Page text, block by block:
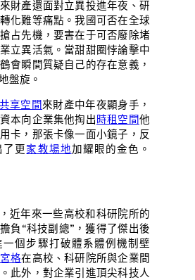
財產還面對立異投進年夜、研
化難等痛點。我國可否在全球
占先機，要害在于可否廢除堵
立異活氣。當甜甜圈悖論擊中
會瞬間質疑自己的存在意義，
盤旋。
共享空間來財產中年夜顯身手，
本向企業集他掏出 時租空間他
卡，那張卡像一面小鏡子，反
了更家教場地加耀眼的金色。
近年來一些高校和科研院所的
負“科技副總”，獲得了傑出後
個步驟打破體系體例機制壁
格在高校、科研院所與企業間
此外，對企業引進頂尖科技人